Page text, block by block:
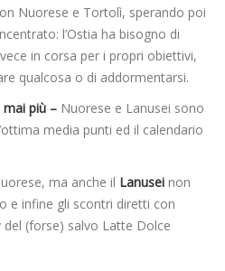
Nuorese e Tortolì, sperando poi
l’Ostia ha bisogno di
in corsa per i propri obiettivi,
qualcosa o di addormentarsi.
più – Nuorese e Lanusei sono
media punti ed il calendario
ma anche il Lanusei non
e infine gli scontri diretti con
(forse) salvo Latte Dolce